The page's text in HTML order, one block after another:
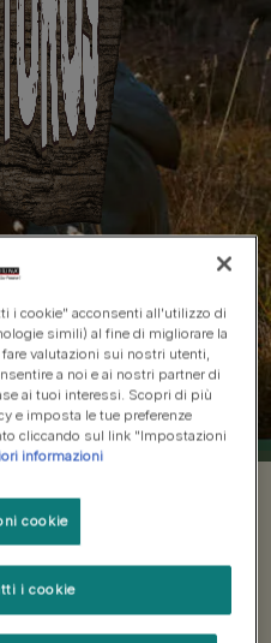
Nuova
deliziosi, dal
offrono una varietà di
i cookie" acconsenti all'utilizzo di
simili) al fine di migliorare la
valutazioni sui nostri utenti,
a noi e ai nostri partner di
ai tuoi interessi. Scopri di più
e imposta le tue preferenze
cliccando sul link "Impostazioni
informazioni
cookie
i cookie